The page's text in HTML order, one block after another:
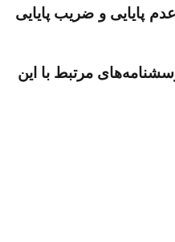
پایایی و ضریب پایایی
مرتبط با این